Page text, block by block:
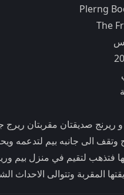
صديقتان مقربتان ريرج
الى جانبه بيم لتدعمه
فتذهب لتقيم في منزل بيم
المقربة وتتوالى الاحداث